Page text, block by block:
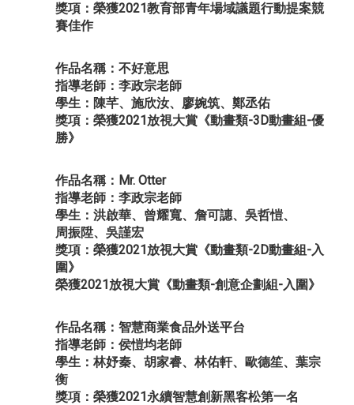
獎項：榮獲2021教育部青年場域議題行動提案競
賽佳作
作品名稱：不好意思
指導老師：李政宗老師
學生：陳芊、施欣汝、廖婉筑、鄭丞佑
獎項：榮獲2021放視大賞《動畫類-3D動畫組-優
勝》
作品名稱：Mr. Otter
指導老師：李政宗老師
學生：洪啟華、曾耀寬、詹可譓、吳哲愷、
周振陞、吳謹宏
獎項：榮獲2021放視大賞《動畫類-2D動畫組-入
圍》
榮獲2021放視大賞《動畫類-創意企劃組-入圍》
作品名稱：智慧商業食品外送平台
指導老師：侯愷均老師
學生：林妤秦、胡家睿、林佑軒、歐德笙、葉宗
衡
獎項：榮獲2021永續智慧創新黑客松第一名